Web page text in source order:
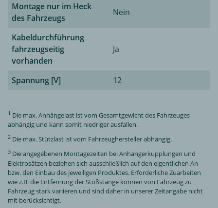
Montage nur im Heck
des Fahrzeugs
Nein
Kabeldurchführung
fahrzeugseitig
vorhanden
Ja
Spannung [V] 12
1 Die max. Anhängelast ist vom Gesamtgewicht des Fahrzeuges
abhängig und kann somit niedriger ausfallen.
2 Die max. Stützlast ist vom Fahrzeughersteller abhängig.
3 Die angegebenen Montagezeiten bei Anhängerkupplungen und
Elektrosätzen beziehen sich ausschließlich auf den eigentlichen An-
bzw. den Einbau des jeweiligen Produktes. Erforderliche Zuarbeiten
wie z.B. die Entfernung der Stoßstange können von Fahrzeug zu
Fahrzeug stark variieren und sind daher in unserer Zeitangabe nicht
mit berücksichtigt.